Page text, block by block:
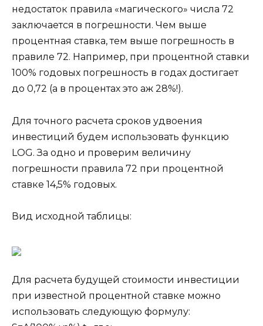
недостаток правила «магического» числа 72
заключается в погрешности. Чем выше
процентная ставка, тем выше погрешность в
правиле 72. Например, при процентной ставки
100% годовых погрешность в годах достигает
до 0,72 (а в процентах это аж 28%!).
Для точного расчета сроков удвоения
инвестиций будем использовать функцию
LOG. За одно и проверим величину
погрешности правила 72 при процентной
ставке 14,5% годовых.
Вид исходной таблицы:
Для расчета будущей стоимости инвестиции
при известной процентной ставке можно
использовать следующую формулу: